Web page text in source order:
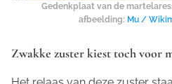
Gedenkplaat van de
afbeelding: Mu /
Zwakke zuster kiest toch voor